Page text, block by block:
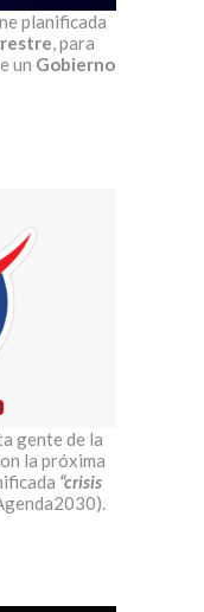
planificada
, para
un Gobierno
gente de la
la próxima
“crisis